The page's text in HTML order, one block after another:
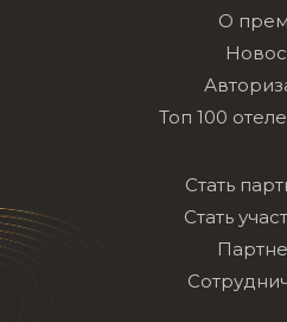
О
Топ 100
Стать
Стать